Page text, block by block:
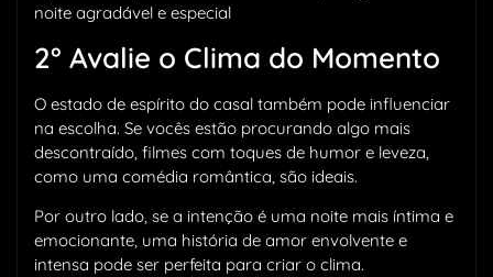
noite agradável e especial
2° Avalie o Clima do Momento
O estado de espírito do casal também pode influenciar
na escolha. Se vocês estão procurando algo mais
descontraído, filmes com toques de humor e leveza,
como uma comédia romântica, são ideais.
Por outro lado, se a intenção é uma noite mais íntima e
emocionante, uma história de amor envolvente e
intensa pode ser perfeita para criar o clima.